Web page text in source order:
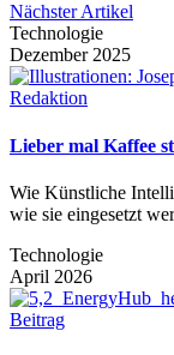
Nächster Artikel
Technologie
Dezember 2025
Redaktion
Lieber mal Kaffee
Wie Künstliche
wie sie eingesetzt
Technologie
April 2026
Beitrag